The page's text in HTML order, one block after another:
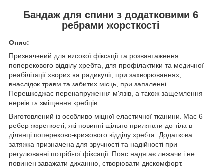
Бандаж для спини з додатковими 6
ребрами жорсткості
Опис:
Призначений для високої фіксації та розвантаження
поперекового відділу хребта, для профілактики та медичної
реабілітації хворих на радикуліт, при захворюваннях,
внаслідок травм та забитих місць, при запаленні.
Перешкоджає перенапруження м'язів, а також защемлення
нервів та зміщення хребців.
Виготовлений із особливо міцної еластичної тканини. Має 6
ребер жорсткості, які повинні щільно прилягати до тіла в
ділянці попереково-крижового відділу хребта. Додаткова
затяжка призначена для зручності та надійності при
регулюванні потрібної фіксації. Пояс надягає лежачи і не
повинен заважати диханню, створювати дискомфорт.